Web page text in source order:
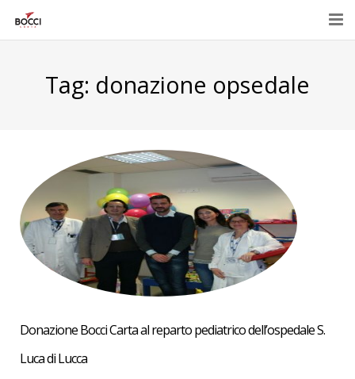
Azienda
Eventi e promozioni
Contatti
E-Shop
Tag: donazione opsedale
Donazione Bocci Carta al reparto pediatrico dell’ospedale S.
Luca di Lucca